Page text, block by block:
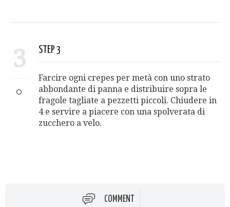
3 STEP 3
Farcire ogni crepes per metà con uno strato
abbondante di panna e distribuire sopra le
fragole tagliate a pezzetti piccoli. Chiudere in
4 e servire a piacere con una spolverata di
zucchero a velo.
COMMENT